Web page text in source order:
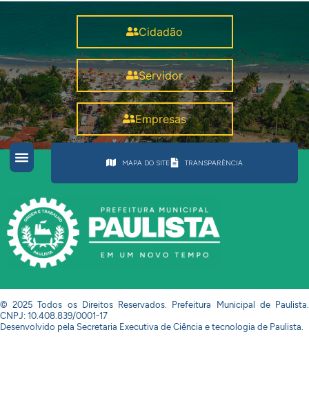
Cidadão
Servidor
Empresas
MAPA DO SITE TRANSPARÊNCIA
© 2025 Todos os Direitos Reservados. Prefeitura Municipal de Paulista.
CNPJ: 10.408.839/0001-17
Desenvolvido pela Secretaria Executiva de Ciência e tecnologia de Paulista.